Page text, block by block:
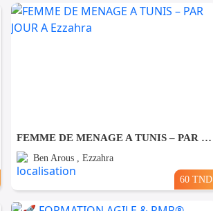
FEMME DE MENAGE A TUNIS – PAR JOUR A Ezzahra
Ben Arous , Ezzahra
60 TND